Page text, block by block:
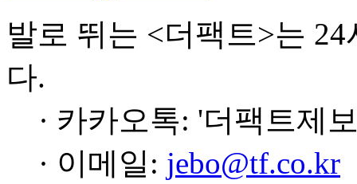
발로 뛰는 <더팩트>는
다.
· 카카오톡: '더팩트제
· 이메일: jebo@tf.co.kr